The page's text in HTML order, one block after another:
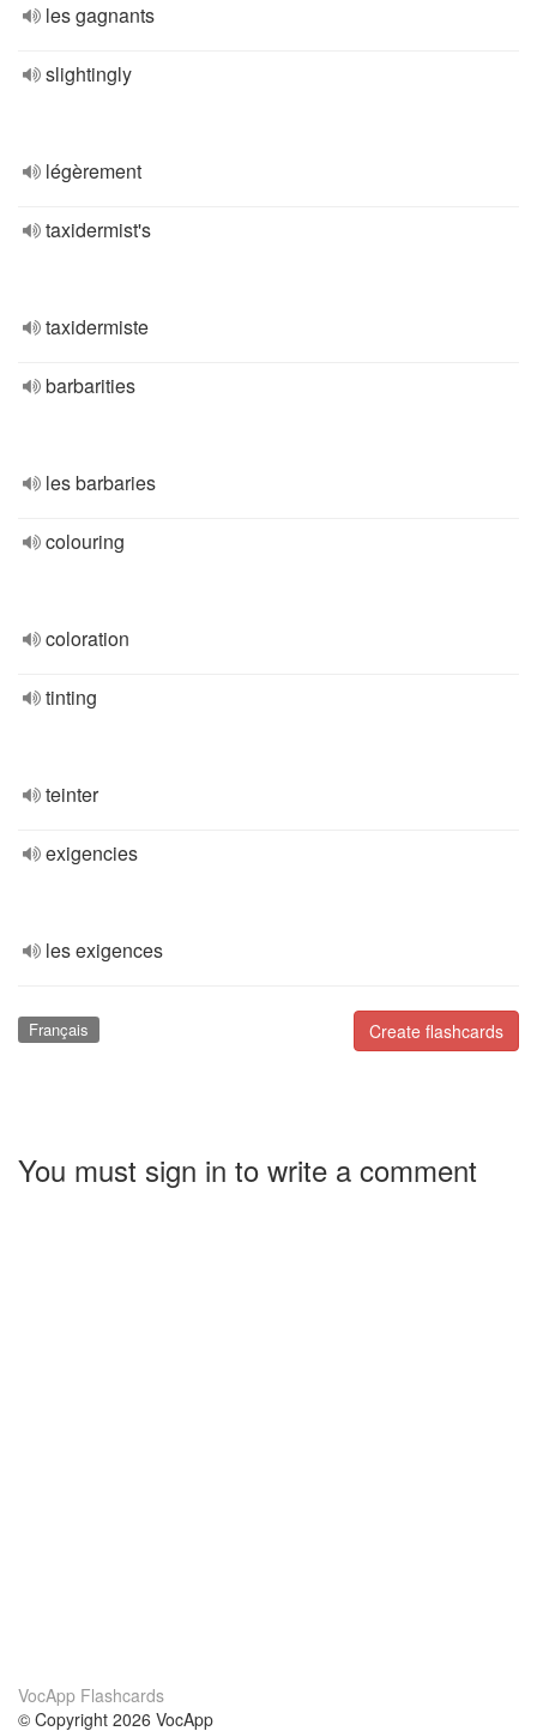
les gagnants
slightingly
légèrement
taxidermist's
taxidermiste
barbarities
les barbaries
colouring
coloration
tinting
teinter
exigencies
les exigences
Create flashcards
Français
You must sign in to write a comment
VocApp Flashcards
© Copyright 2026 VocApp